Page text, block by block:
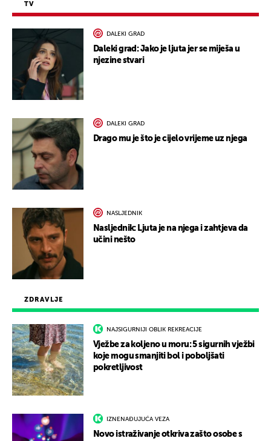
ZDRAVLJE
NAJSIGURNIJI OBLIK REKREACIJE
Vježbe za koljeno u moru: 5 sigurnih vježbi
koje mogu smanjiti bol i poboljšati
pokretljivost
IZNENAĐUJUĆA VEZA
Novo istraživanje otkriva zašto osobe s
TV
DALEKI GRAD
Daleki grad: Jako je ljuta jer se miješa u
njezine stvari
DALEKI GRAD
Drago mu je što je cijelo vrijeme uz njega
NASLJEDNIK
Nasljednik: Ljuta je na njega i zahtjeva da
učini nešto